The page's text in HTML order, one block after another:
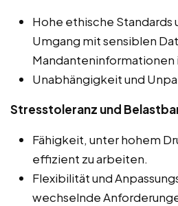
Hohe ethische Standards
Umgang mit sensiblen
Mandanteninformationen
Unabhängigkeit und
Stresstoleranz und
Fähigkeit, unter hohem
effizient zu arbeiten.
Flexibilität und
wechselnde